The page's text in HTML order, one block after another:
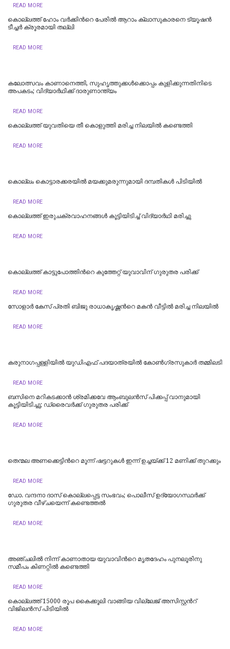
READ MORE
കൊല്ലത്ത് ഹോം വർക്കിന്‍റെ പേരിൽ ആറാം ക്ലാസുകാരനെ ട്യൂഷൻ
ടീച്ചർ ക്രൂരമായി തല്ലി
READ MORE
കലോത്സവം കാണാനെത്തി, സുഹൃത്തുക്കൾക്കൊപ്പം കുളിക്കുന്നതിനിടെ
അപകടം; വിദ്യാർഥിക്ക് ദാരുണാന്ത്യം
READ MORE
കൊല്ലത്ത് യുവതിയെ തീ കൊളുത്തി മരിച്ച നിലയില്‍ കണ്ടെത്തി
READ MORE
കൊല്ലം കൊട്ടാരക്കരയില്‍ മയക്കുമരുന്നുമായി ദമ്പതികള്‍ പിടിയില്‍
READ MORE
കൊല്ലത്ത് ഇരുചക്രവാഹനങ്ങൾ കൂട്ടിയിടിച്ച് വിദ്യാ‍ർഥി മരിച്ചു
READ MORE
കൊല്ലത്ത് കാട്ടുപോത്തിന്‍റെ കുത്തേറ്റ് യുവാവിന് ഗുരുതര പരിക്ക്
READ MORE
സോളാർ കേസ് പ്രതി ബിജു രാധാകൃഷ്ണന്‍റെ മകൻ വീട്ടിൽ മരിച്ച നിലയിൽ
READ MORE
കരുനാഗപ്പള്ളിയില്‍ യുഡിഎഫ് പദയാത്രയിൽ കോൺഗ്രസുകാർ തമ്മിലടി
READ MORE
ബസിനെ മറികടക്കാൻ ശ്രമിക്കവേ ആംബുലൻസ് പിക്കപ്പ് വാനുമായി
കൂട്ടിയിടിച്ചു; ഡ്രൈവർക്ക് ​ഗുരുതര പരിക്ക്
READ MORE
തെന്മല അണക്കെട്ടിന്‍റെ മൂന്ന് ഷട്ടറുകള്‍ ഇന്ന് ഉച്ചയ്ക്ക് 12 മണിക്ക് തുറക്കും
READ MORE
ഡോ. വന്ദനാ ദാസ് കൊല്ലപ്പെട്ട സംഭവം; പൊലീസ് ഉദ്യോഗസ്ഥർക്ക്
ഗുരുതര വീഴ്ചയെന്ന് കണ്ടെത്തൽ
READ MORE
അ‍ഞ്ചലിൽ നിന്ന് കാണാതായ യുവാവിന്‍റെ മൃതദേഹം പുനലൂരിനു
സമീപം കിണറ്റിൽ കണ്ടെത്തി
READ MORE
കൊല്ലത്ത് 15000 രൂപ കൈക്കൂലി വാങ്ങിയ വില്ലേജ് അസിസ്റ്റന്‍റ്
വിജിലന്‍സ് പിടിയില്‍
READ MORE